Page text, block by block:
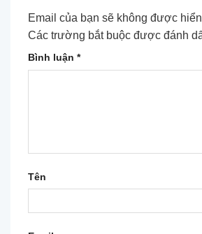
Email của bạn sẽ không được
Các trường bắt buộc được đánh
Bình luận *
Tên